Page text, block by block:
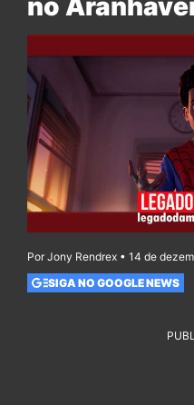
no
Por Jony Rendrex • 14 de
SIGA NO GOOGLE NEWS